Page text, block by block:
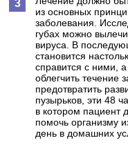
из основных
заболевания.
губах можно
вируса. В
становится
справится с ними,
облегчить течение
предотвратить
пузырьков, эти 48
в котором пациент
помочь организму
день в домашних